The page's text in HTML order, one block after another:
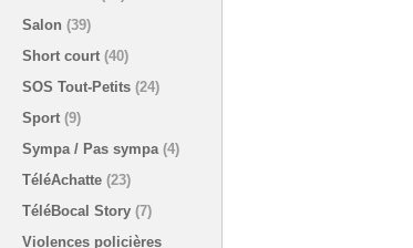
Salon (39)
Short court (40)
SOS Tout-Petits (24)
Sport (9)
Sympa / Pas sympa (4)
TéléAchatte (23)
TéléBocal Story (7)
Violences policières